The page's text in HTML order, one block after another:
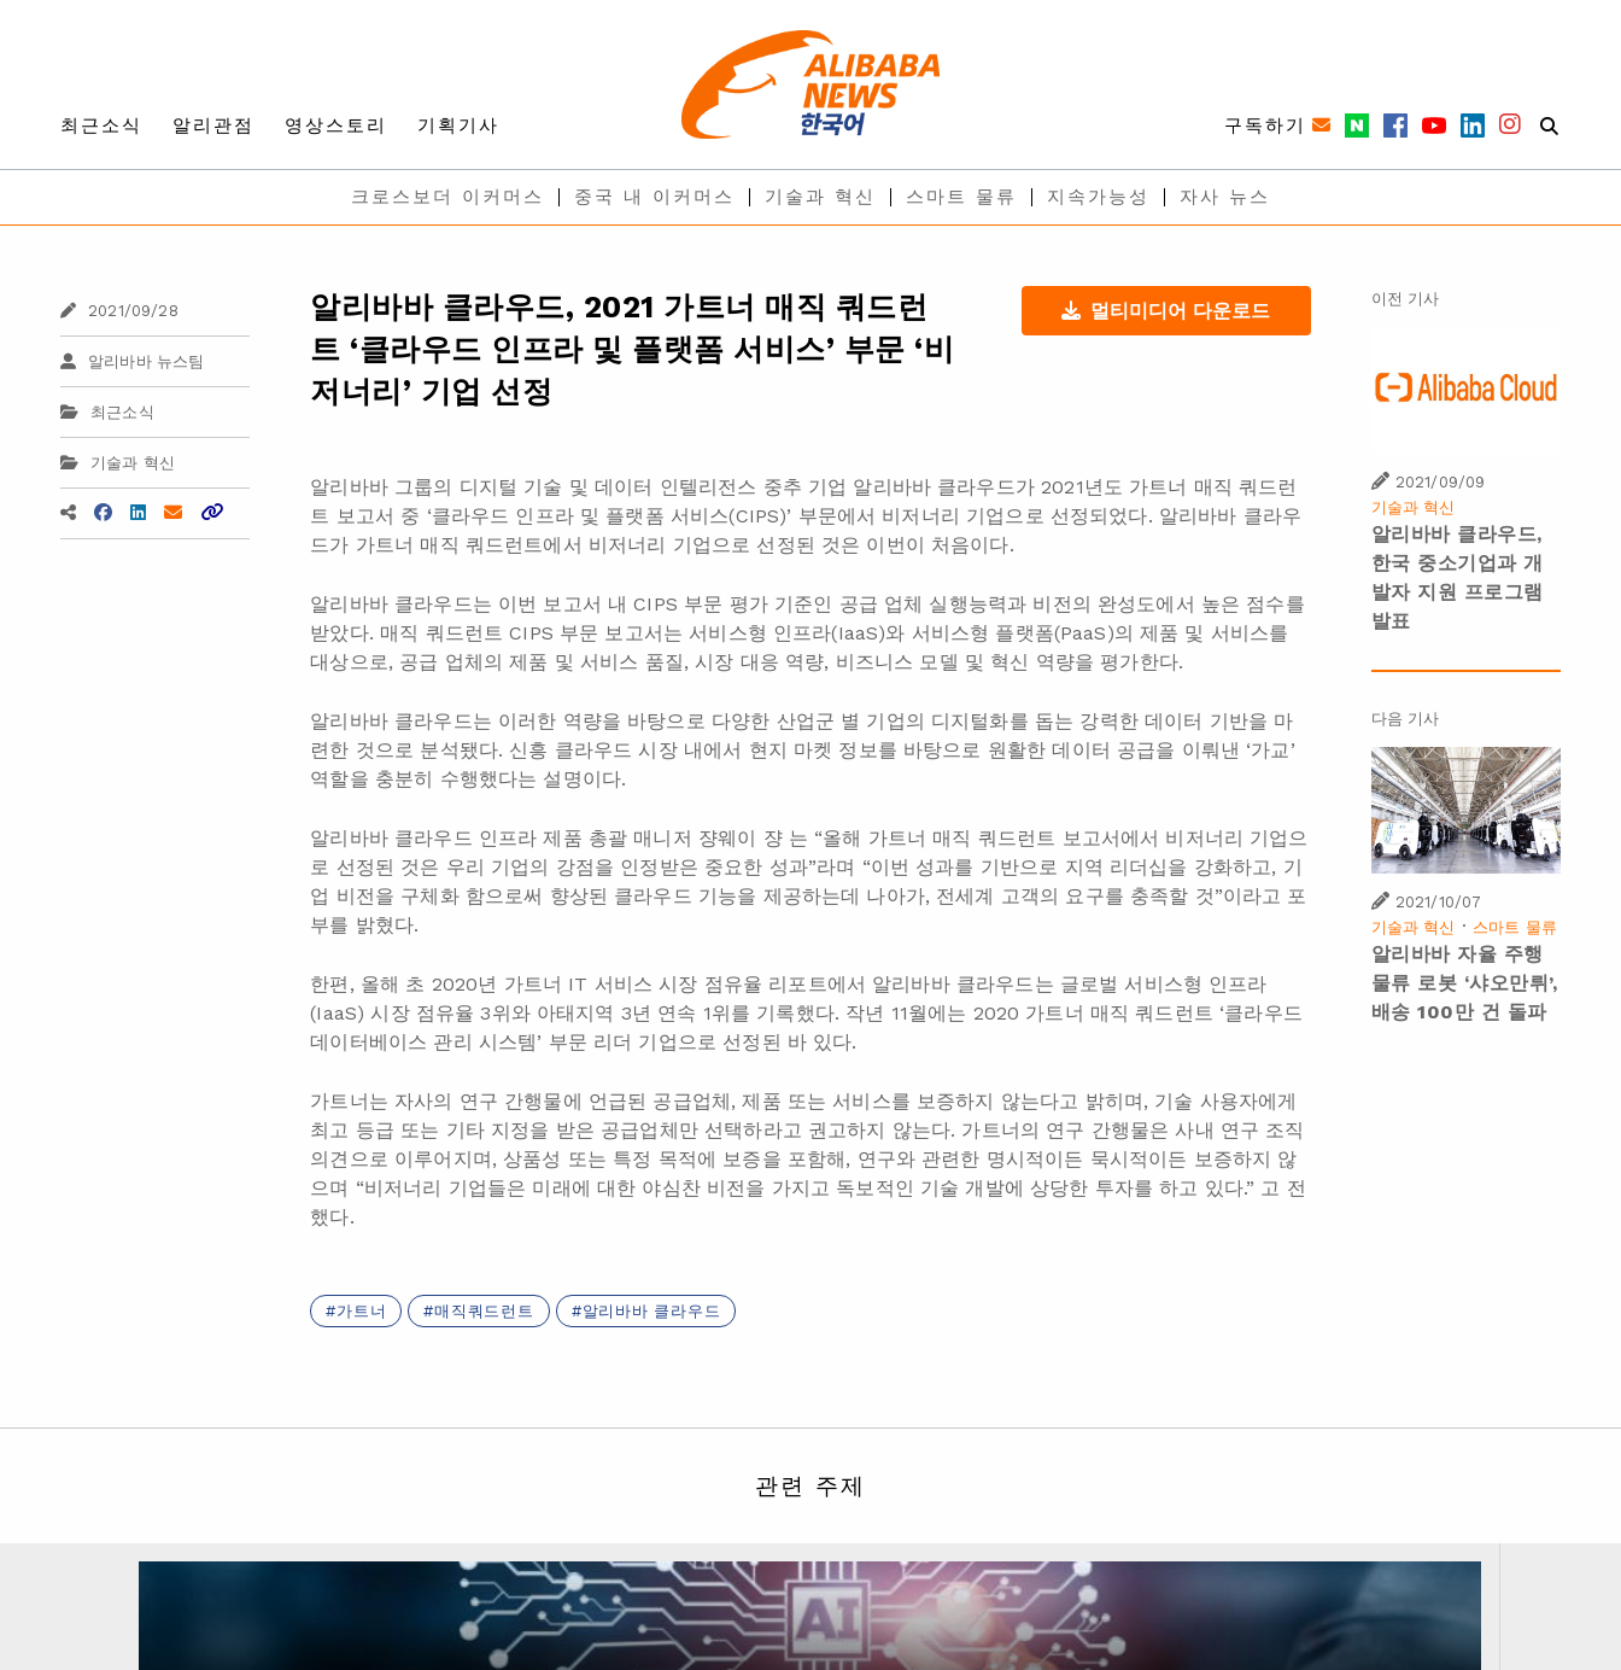
최근소식 알리관점 영상스토리 기획기사 구독하기
크로스보더 이커머스 중국 내 이커머스 기술과 혁신 스마트 물류 지속가능성 자사 뉴스
2021/09/28
알리바바 뉴스팀
최근소식
기술과 혁신
알리바바 클라우드, 2021 가트너 매직 쿼드런
트 ‘클라우드 인프라 및 플랫폼 서비스’ 부문 ‘비
저너리’ 기업 선정
멀티미디어 다운로드
알리바바 그룹의 디지털 기술 및 데이터 인텔리전스 중추 기업 알리바바 클라우드가 2021년도 가트너 매직 쿼드런
트 보고서 중 ‘클라우드 인프라 및 플랫폼 서비스(CIPS)’ 부문에서 비저너리 기업으로 선정되었다. 알리바바 클라우
드가 가트너 매직 쿼드런트에서 비저너리 기업으로 선정된 것은 이번이 처음이다.
알리바바 클라우드는 이번 보고서 내 CIPS 부문 평가 기준인 공급 업체 실행능력과 비전의 완성도에서 높은 점수를
받았다. 매직 쿼드런트 CIPS 부문 보고서는 서비스형 인프라(IaaS)와 서비스형 플랫폼(PaaS)의 제품 및 서비스를
대상으로, 공급 업체의 제품 및 서비스 품질, 시장 대응 역량, 비즈니스 모델 및 혁신 역량을 평가한다.
알리바바 클라우드는 이러한 역량을 바탕으로 다양한 산업군 별 기업의 디지털화를 돕는 강력한 데이터 기반을 마
련한 것으로 분석됐다. 신흥 클라우드 시장 내에서 현지 마켓 정보를 바탕으로 원활한 데이터 공급을 이뤄낸 ‘가교’
역할을 충분히 수행했다는 설명이다.
알리바바 클라우드 인프라 제품 총괄 매니저 쟝웨이 쟝 는 “올해 가트너 매직 쿼드런트 보고서에서 비저너리 기업으
로 선정된 것은 우리 기업의 강점을 인정받은 중요한 성과”라며 “이번 성과를 기반으로 지역 리더십을 강화하고, 기
업 비전을 구체화 함으로써 향상된 클라우드 기능을 제공하는데 나아가, 전세계 고객의 요구를 충족할 것”이라고 포
부를 밝혔다.
한편, 올해 초 2020년 가트너 IT 서비스 시장 점유율 리포트에서 알리바바 클라우드는 글로벌 서비스형 인프라
(IaaS) 시장 점유율 3위와 아태지역 3년 연속 1위를 기록했다. 작년 11월에는 2020 가트너 매직 쿼드런트 ‘클라우드
데이터베이스 관리 시스템’ 부문 리더 기업으로 선정된 바 있다.
가트너는 자사의 연구 간행물에 언급된 공급업체, 제품 또는 서비스를 보증하지 않는다고 밝히며, 기술 사용자에게
최고 등급 또는 기타 지정을 받은 공급업체만 선택하라고 권고하지 않는다. 가트너의 연구 간행물은 사내 연구 조직
의견으로 이루어지며, 상품성 또는 특정 목적에 보증을 포함해, 연구와 관련한 명시적이든 묵시적이든 보증하지 않
으며 “비저너리 기업들은 미래에 대한 야심찬 비전을 가지고 독보적인 기술 개발에 상당한 투자를 하고 있다.” 고 전
했다.
가트너 매직쿼드런트 알리바바 클라우드
이전 기사
2021/09/09
기술과 혁신
알리바바 클라우드,
한국 중소기업과 개
발자 지원 프로그램
발표
다음 기사
2021/10/07
기술과 혁신 · 스마트 물류
알리바바 자율 주행
물류 로봇 ‘샤오만뤼’,
배송 100만 건 돌파
관련 주제